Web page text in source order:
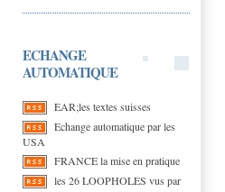
ECHANGE
AUTOMATIQUE
EAR;les textes suisses
Echange automatique par les
USA
FRANCE la mise en pratique
les 26 LOOPHOLES vus par